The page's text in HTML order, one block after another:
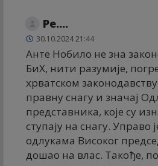
Ре....
30.10.2024 21:44
Анте Нобило не зна
БиХ, нити разумије,
хрватском
правну снагу и значај
представника, које су
ступају на снагу. Управо
одлукама Високог
дошао на влас. Такође,